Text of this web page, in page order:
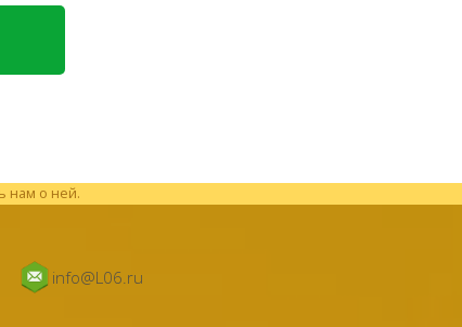
нам о ней.
info@L06.ru